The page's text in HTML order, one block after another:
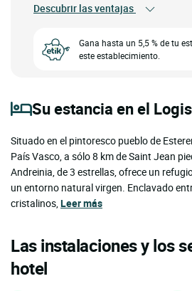
Descubrir las ventajas
Gana hasta un 5,5 % de tu
este establecimiento.
Su estancia en el
Situado en el pintoresco pueblo de
País Vasco, a sólo 8 km de Saint Jean
Andreinia, de 3 estrellas, ofrece un
un entorno natural virgen. Enclavado
cristalinos,Leer más
Las instalaciones y los
hotel